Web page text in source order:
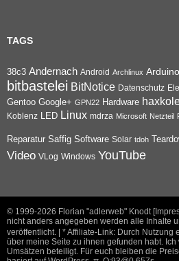
TAGS
38c3 Andernach Android Archlinux Arduino
bitbastelei BitNotice Datenschutz
Gentoo Google+ GPN22 Hardware
Koblenz LED Linux mdrza Microsoft Netzteil
Reparatur Saffig Software Solar tdoh
Video VLog Windows YouTube
© 1999-2026 Florian "adlerweb" Knodt
nicht anders angegeben werden alle Inhalte
veröffentlicht. | * Affiliate-Link: Durch Nutzung
über meine Seite zu ihnen gefunden habt.
Umsätzen beteiligt. Für euch bleiben die